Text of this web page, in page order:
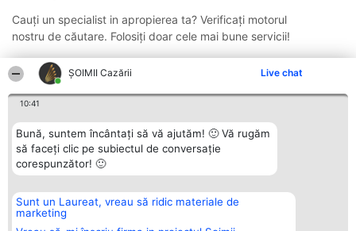
ȘOIMII Cazării Live chat
10:41
Bună, suntem încântați să vă ajutăm! 🙂 Vă rugăm
să faceți clic pe subiectul de conversație
corespunzător! 🙂
Sunt un Laureat, vreau să ridic materiale de
marketing
Cauți un specialist in apropierea ta? Verificați motorul
nostru de căutare. Folosiți doar cele mai bune servicii!
Organizator Ranking
BRIGHT SOLUTIONS BR SRL
Aleea Timisul De Sus 2 Bl. A30
Plebiscyt
Lista Tuturor
Contact